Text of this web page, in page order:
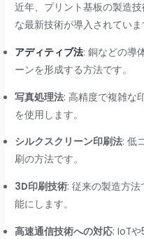
近年、プリント基板の製造
な最新技術が導入されていま
アディティブ法: 銅などの導
ーンを形成する方法です。
写真処理法: 高精度で複雑な
を使用します。
シルクスクリーン印刷法: 低
刷の方法です。
3D印刷技術: 従来の製造方
能にします。
高速通信技術への対応: IoT